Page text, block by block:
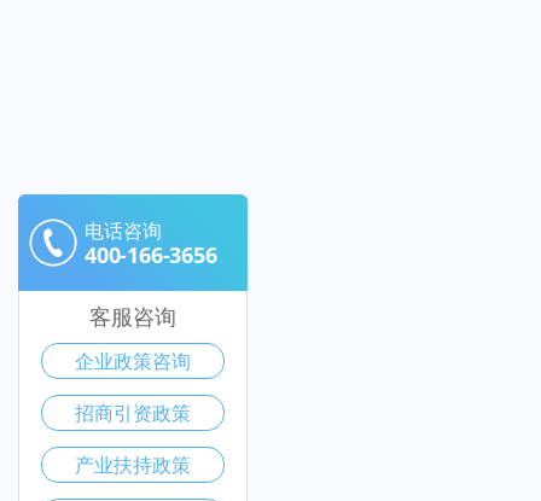
电话咨询
400-166-3656
客服咨询
企业政策咨询
招商引资政策
产业扶持政策